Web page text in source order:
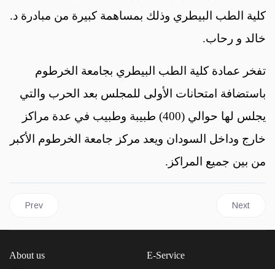
كلية الطب البيطري وذلك بمساهمة كبيرة من مبادرة د.
خالد و رحاب.
تفخر عمادة كلية الطب البيطري بجامعة الخرطوم
باستضافة امتحانات الأولى للمجلس بعد الحرب والتي
يجلس لها حوالي (400) طبيبة وطبيب في عدة مراكز
خارج وداخل السودان ويعد مركز جامعة الخرطوم الأكبر
من بين جميع المراكز.
Previous article: Translation Unit News
Prev Next
Next
About us E-Service